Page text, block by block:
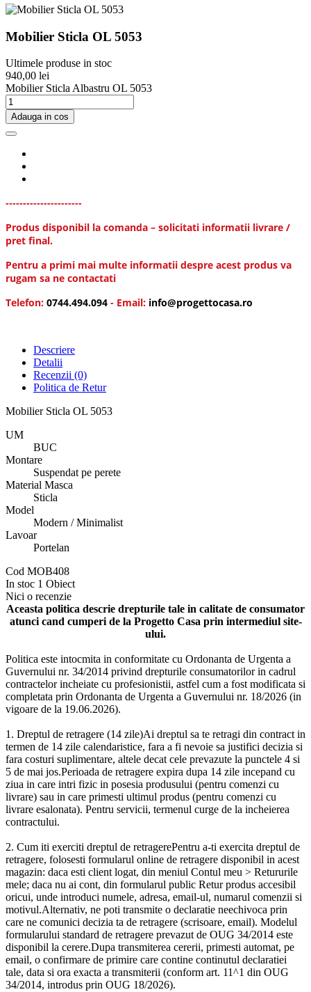
Mobilier Sticla OL 5053
Ultimele produse in stoc
940,00 lei
Mobilier Sticla Albastru OL 5053
Adauga in cos
----------------------
Produs disponibil la comanda – solicitati informatii livrare /
pret final.
Pentru a primi mai multe informatii despre acest produs va
rugam sa ne contactati
Telefon: 0744.494.094 - Email: info@progettocasa.ro
Descriere
Detalii
Recenzii (0)
Politica de Retur
Mobilier Sticla OL 5053
UM
BUC
Montare
Suspendat pe perete
Material Masca
Sticla
Model
Modern / Minimalist
Lavoar
Portelan
Cod MOB408
In stoc 1 Obiect
Nici o recenzie
Aceasta politica descrie drepturile tale in calitate de consumator
atunci cand cumperi de la Progetto Casa prin intermediul site-
ului.
Politica este intocmita in conformitate cu Ordonanta de Urgenta a
Guvernului nr. 34/2014 privind drepturile consumatorilor in cadrul
contractelor incheiate cu profesionistii, astfel cum a fost modificata si
completata prin Ordonanta de Urgenta a Guvernului nr. 18/2026 (in
vigoare de la 19.06.2026).
1. Dreptul de retragere (14 zile)Ai dreptul sa te retragi din contract in
termen de 14 zile calendaristice, fara a fi nevoie sa justifici decizia si
fara costuri suplimentare, altele decat cele prevazute la punctele 4 si
5 de mai jos.Perioada de retragere expira dupa 14 zile incepand cu
ziua in care intri fizic in posesia produsului (pentru comenzi cu
livrare) sau in care primesti ultimul produs (pentru comenzi cu
livrare esalonata). Pentru servicii, termenul curge de la incheierea
contractului.
2. Cum iti exerciti dreptul de retragerePentru a-ti exercita dreptul de
retragere, folosesti formularul online de retragere disponibil in acest
magazin: daca esti client logat, din meniul Contul meu > Retururile
mele; daca nu ai cont, din formularul public Retur produs accesibil
oricui, unde introduci numele, adresa, email-ul, numarul comenzii si
motivul.Alternativ, ne poti transmite o declaratie neechivoca prin
care ne comunici decizia ta de retragere (scrisoare, email). Modelul
formularului standard de retragere prevazut de OUG 34/2014 este
disponibil la cerere.Dupa transmiterea cererii, primesti automat, pe
email, o confirmare de primire care contine continutul declaratiei
tale, data si ora exacta a transmiterii (conform art. 11^1 din OUG
34/2014, introdus prin OUG 18/2026).